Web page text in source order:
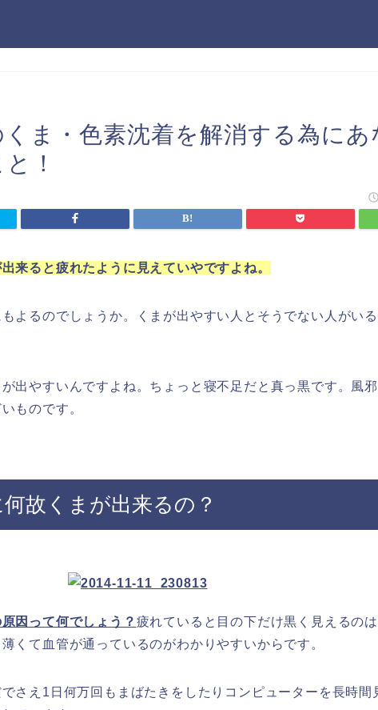
くま・色素沈着を解消する為にあ
！
来ると疲れたように見えていやですよね。
よるのでしょうか。くまが出やすい人とそうでない人がい
出やすいんですよね。ちょっと寝不足だと真っ黒です。風
ものです。
故くまが出来るの？
因って何でしょう？ 疲れていると目の下だけ黒く見えるの
くて血管が通っているのがわかりやすいからです。
さえ1日何万回もまばたきをしたりコンピューターを長時間